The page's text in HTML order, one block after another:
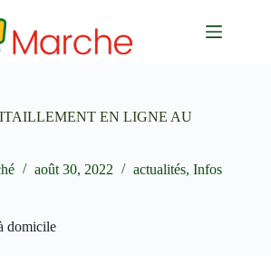
EN LIGNE AU
août 30, 2022 actualités, Infos
domicile